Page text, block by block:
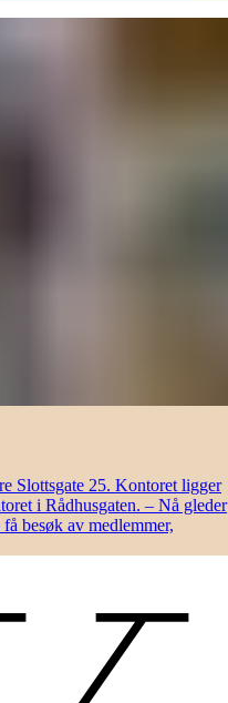
Slottsgate 25. Kontoret ligger
i Rådhusgaten. – Nå gleder
besøk av medlemmer,